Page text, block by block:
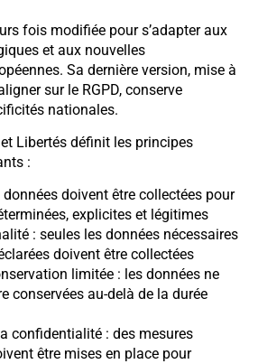
fois modifiée pour s’adapter aux
et aux nouvelles
Sa dernière version, mise à
sur le RGPD, conserve
nationales.
Libertés définit les principes
:
doivent être collectées pour
explicites et légitimes
: seules les données nécessaires
doivent être collectées
limitée : les données ne
conservées au-delà de la durée
confidentialité : des mesures
être mises en place pour